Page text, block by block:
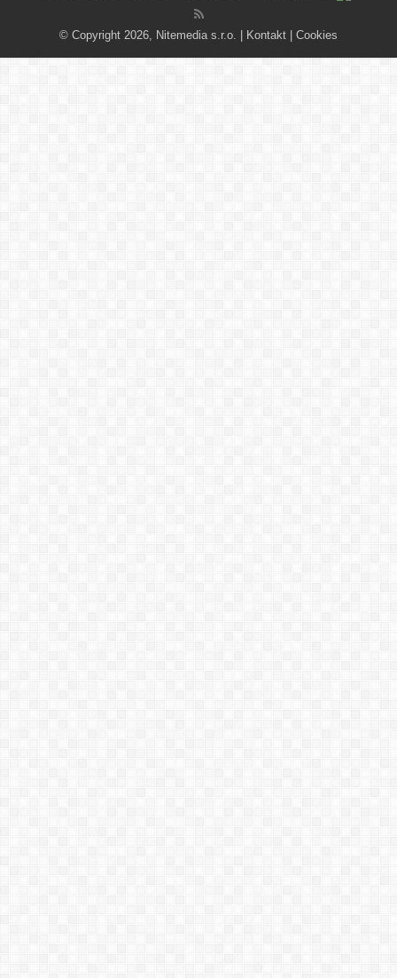
© Copyright 2026, Nitemedia s.r.o. | Kontakt Cookies